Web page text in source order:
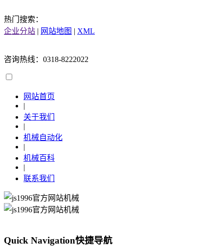
热门搜索：
企业分站 | 网站地图 | XML
咨询热线：0318-8222022
网站首页
|
关于我们
|
机械自动化
|
机械百科
|
联系我们
Quick Navigation快捷导航